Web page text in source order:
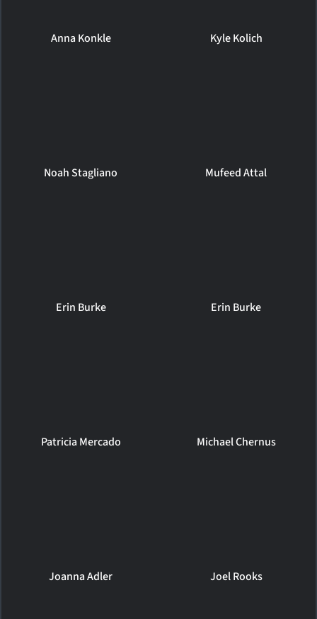
Anna Konkle Kyle Kolich
Noah Stagliano Mufeed Attal
Erin Burke Erin Burke
Patricia Mercado Michael Chernus
Joanna Adler Joel Rooks